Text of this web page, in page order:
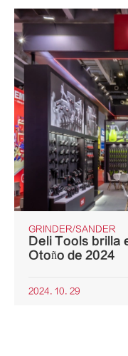
GRINDER/SANDER
Deli Tools brilla
Otoño de 2024
2024. 10. 29